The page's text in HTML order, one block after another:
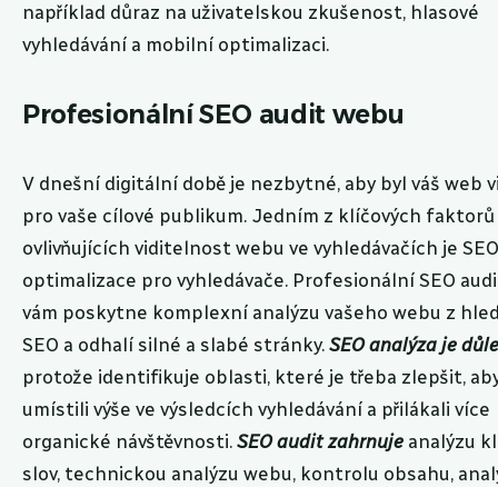
například důraz na uživatelskou zkušenost, hlasové
vyhledávání a mobilní optimalizaci.
Profesionální SEO audit webu
V dnešní digitální době je nezbytné, aby byl váš web
pro vaše cílové publikum. Jedním z klíčových faktorů
ovlivňujících viditelnost webu ve vyhledávačích je
optimalizace pro vyhledávače. Profesionální SEO
vám poskytne komplexní analýzu vašeho webu z
SEO a odhalí silné a slabé stránky. SEO analýza je
protože identifikuje oblasti, které je třeba zlepšit,
umístili výše ve výsledcích vyhledávání a přilákali více
organické návštěvnosti. SEO audit zahrnuje analýzu
slov, technickou analýzu webu, kontrolu obsahu,